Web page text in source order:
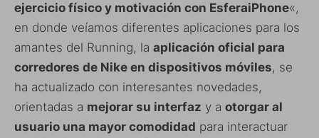
ejercicio físico y motivación con EsferaiPhone«,
en donde veíamos diferentes aplicaciones para los
amantes del Running, la aplicación oficial para
corredores de Nike en dispositivos móviles, se
ha actualizado con interesantes novedades,
orientadas a mejorar su interfaz y a otorgar al
usuario una mayor comodidad para interactuar